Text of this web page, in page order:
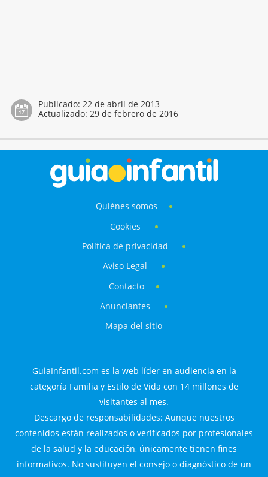
Publicado: 22 de abril de 2013
Actualizado: 29 de febrero de 2016
Quiénes somos
Cookies
Política de privacidad
Aviso Legal
Contacto
Anunciantes
Mapa del sitio
GuiaInfantil.com es la web líder en audiencia en la
categoría Familia y Estilo de Vida con 14 millones de
visitantes al mes.
Descargo de responsabilidades: Aunque nuestros
contenidos están realizados o verificados por profesionales
de la salud y la educación, únicamente tienen fines
informativos. No sustituyen el consejo o diagnóstico de un